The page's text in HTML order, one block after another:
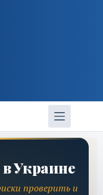
Украине
проверить и